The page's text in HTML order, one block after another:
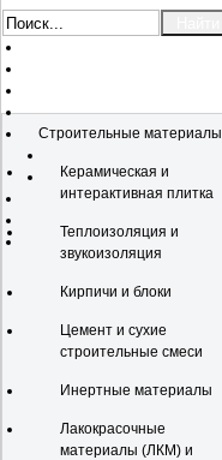
Строительные материалы
Керамическая и
интерактивная плитка
Теплоизоляция и
звукоизоляция
Кирпичи и блоки
Цемент и сухие
строительные смеси
Инертные материалы
Лакокрасочные
материалы (ЛКМ) и